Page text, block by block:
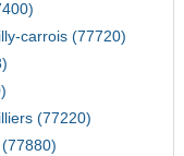
carrois (77720)
(77220)